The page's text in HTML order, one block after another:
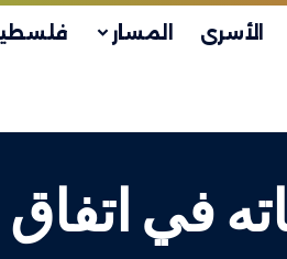
الأسرى المسار
في